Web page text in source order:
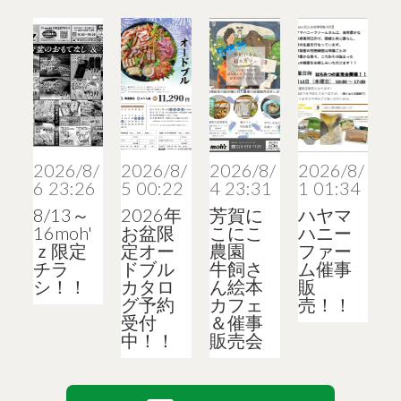
2026/8/
6 23:26
8/13～
16moh'
ｚ限定
チラ
シ！！
2026/8/
5 00:22
2026年
お盆限
定オー
ドブル
カタロ
グ予約
受付
中！！
2026/8/
4 23:31
芳賀に
こにこ
農園
牛飼さ
ん絵本
カフェ
＆催事
販売会
2026/8/
1 01:34
ハヤマ
ハニー
ファー
ム催事
販
売！！